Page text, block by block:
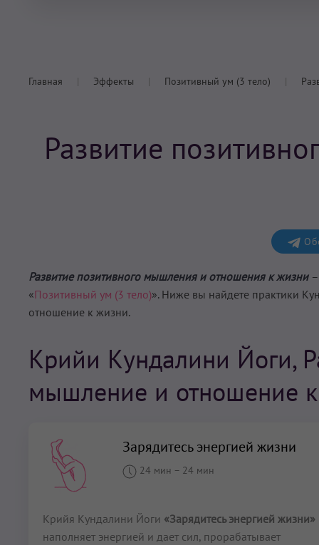
Главная Эффекты Позитивный ум (3 тело)
Развитие
Развитие позитивного мышления и отношения к жизни
«Позитивный ум (3 тело)». Ниже вы найдете практики
отношение к жизни.
Крийи Кундалини Йоги,
мышление и отношение
Зарядитесь энергией жизни
24 мин – 24 мин
Крийя Кундалини Йоги «Зарядитесь энергией жизни»
наполняет энергией и дает сил, прорабатывает